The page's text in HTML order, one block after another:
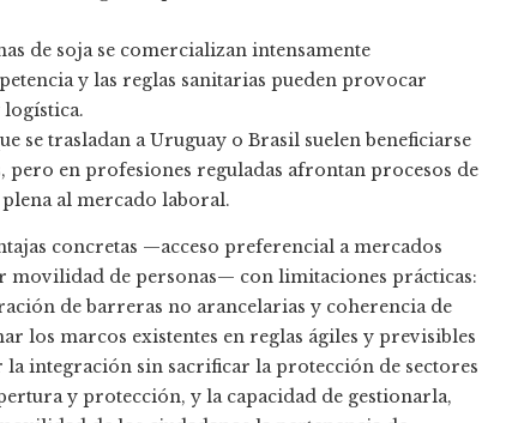
de soja se comercializan intensamente
y las reglas sanitarias pueden provocar
se trasladan a Uruguay o Brasil suelen beneficiarse
en profesiones reguladas afrontan procesos de
al mercado laboral.
concretas —acceso preferencial a mercados
movilidad de personas— con limitaciones prácticas:
de barreras no arancelarias y coherencia de
los marcos existentes en reglas ágiles y previsibles
integración sin sacrificar la protección de sectores
y protección, y la capacidad de gestionarla,